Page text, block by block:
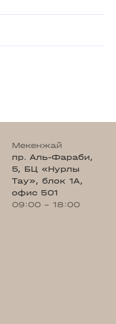
Мекенжай
пр. Аль-Фараби,
5, БЦ «Нурлы
Тау», блок 1А,
офис 501
09:00 - 18:00